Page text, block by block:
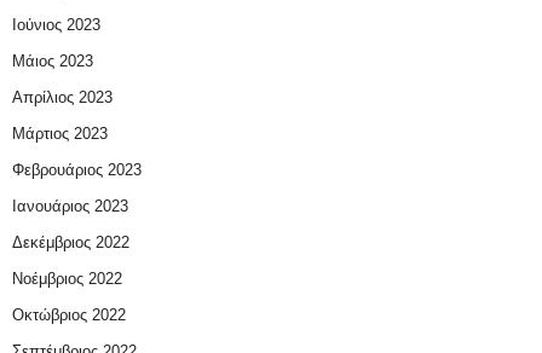
Ιούνιος 2023
Μάιος 2023
Απρίλιος 2023
Μάρτιος 2023
Φεβρουάριος 2023
Ιανουάριος 2023
Δεκέμβριος 2022
Νοέμβριος 2022
Οκτώβριος 2022